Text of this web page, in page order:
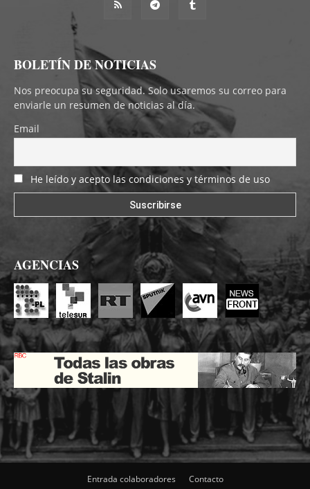
BOLETÍN DE NOTICIAS
Nos preocupa su seguridad. Solo usaremos su correo para
enviarle un resumen de noticias al día.
Email
He leído y acepto las condiciones y términos de uso
AGENCIAS
Entrada colaboradores Contacto